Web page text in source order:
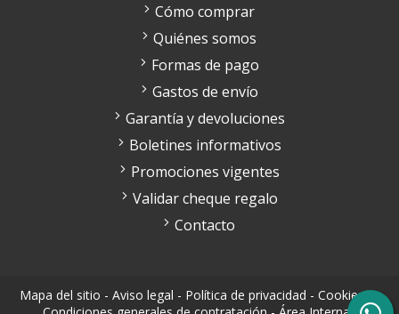
Cómo comprar
Quiénes somos
Formas de pago
Gastos de envío
Garantía y devoluciones
Boletines informativos
Promociones vigentes
Validar cheque regalo
Contacto
Mapa del sitio - Aviso legal - Política de privacidad - Cookies-